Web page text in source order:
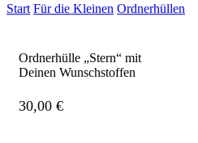
Start Für die Kleinen Ordnerhüllen
Ordnerhülle „Stern“ mit
Deinen Wunschstoffen
30,00 €